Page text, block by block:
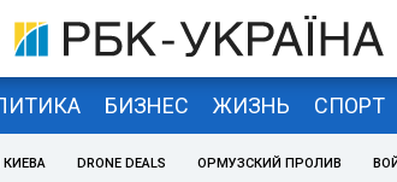
БИЗНЕС ЖИЗНЬ СПОРТ
DRONE DEALS ОРМУЗСКИЙ ПРОЛИВ